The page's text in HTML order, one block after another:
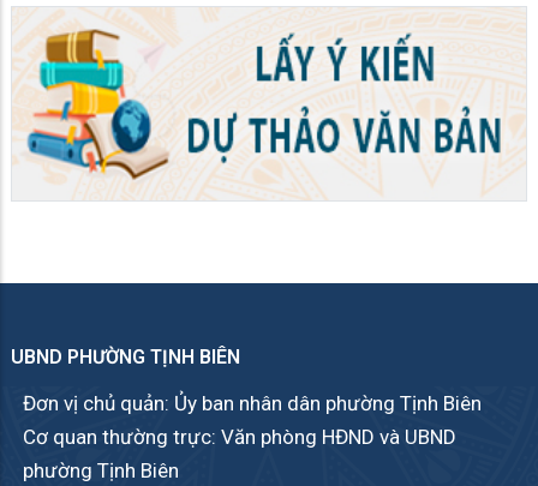
UBND PHƯỜNG TỊNH BIÊN
Đơn vị chủ quản: Ủy ban nhân dân phường Tịnh Biên
Cơ quan thường trực: Văn phòng HĐND và UBND
phường Tịnh Biên